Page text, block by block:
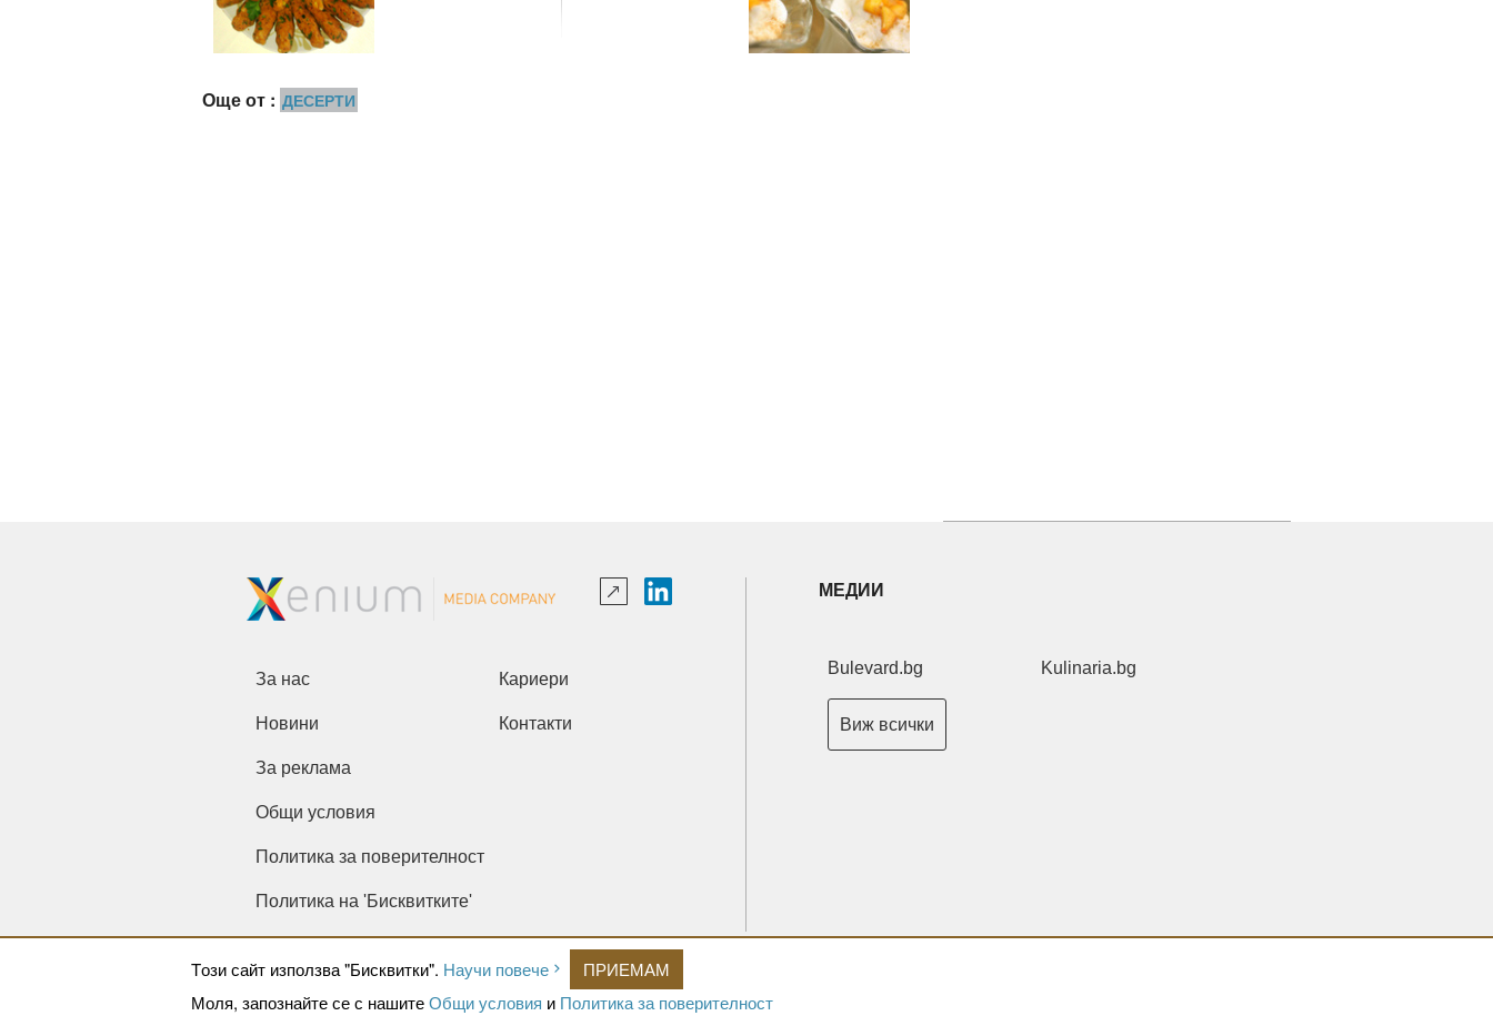
Още от : ДЕСЕРТИ
Tози сайт използва "Бисквитки". Научи повече
ПРИЕМАМ
Моля, запознайте се с нашитеОбщи условия и Политика за поверителност
За нас Кариери
Новини Контакти
За реклама
Общи условия
Политика за поверителност
Политика на 'Бисквитките'
МЕДИИ
Bulevard.bg Kulinaria.bg
Виж всички
Copyright © 2026 Ксениум ООД. Всички права запазени.